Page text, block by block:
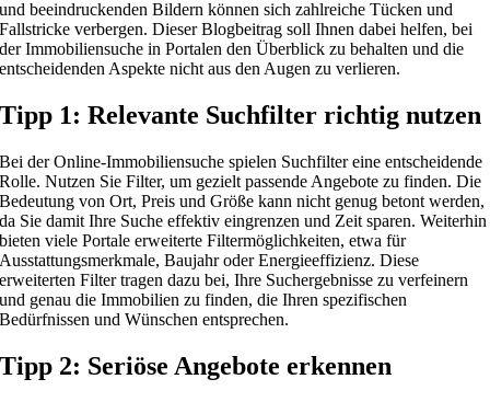
und beeindruckenden Bildern können sich zahlreiche Tücken und
Fallstricke verbergen. Dieser Blogbeitrag soll Ihnen dabei helfen, bei
der Immobiliensuche in Portalen den Überblick zu behalten und die
entscheidenden Aspekte nicht aus den Augen zu verlieren.
Tipp 1: Relevante Suchfilter richtig nutzen
Bei der Online-Immobiliensuche spielen Suchfilter eine entscheidende
Rolle. Nutzen Sie Filter, um gezielt passende Angebote zu finden. Die
Bedeutung von Ort, Preis und Größe kann nicht genug betont werden,
da Sie damit Ihre Suche effektiv eingrenzen und Zeit sparen. Weiterhin
bieten viele Portale erweiterte Filtermöglichkeiten, etwa für
Ausstattungsmerkmale, Baujahr oder Energieeffizienz. Diese
erweiterten Filter tragen dazu bei, Ihre Suchergebnisse zu verfeinern
und genau die Immobilien zu finden, die Ihren spezifischen
Bedürfnissen und Wünschen entsprechen.
Tipp 2: Seriöse Angebote erkennen